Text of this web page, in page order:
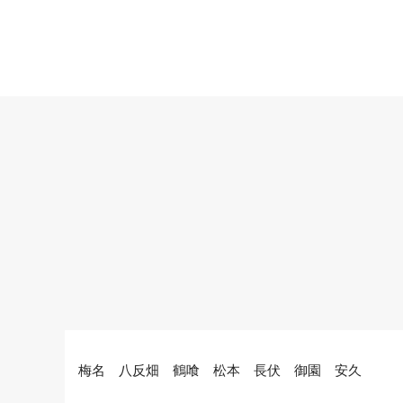
梅名 八反畑 鶴喰 松本 長伏 御園 安久